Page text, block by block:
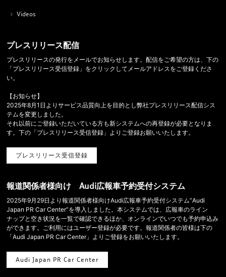
Videos
プレスリリース配信
プレスリリースの発行をメールでお知らせします。配信をご希望の方は、下の
「プレスリリース受信登録」をクリックしてメールアドレスをご登録くださ
い。
【お知らせ】
2025年8月1日よりサービス品質向上を目的とし弊社プレスリリース配信シス
テムを変更しました。
それ以前にご登録いただいている方も新システムへの再登録が必要となりま
す。下の「プレスリリース受信登録」よりご登録お願いいたします。
プレスリリース受信登録
報道関係者様向け Audi広報車予約受付システム
2025年9月29日より報道関係者様向けAudi広報車予約受付システム”Audi
Japan PR Car Center”を導入しました。本システムでは、広報車のライン
ナップと空き状況を一覧で確認できるほか、オンラインでいつでも予約申込み
ができます。ご利用にはユーザー登録が必要です。報道関係者の皆様は下の
「Audi Japan PR Car Center」よりご登録をお願いいたします。
Audi Japan PR Car Center